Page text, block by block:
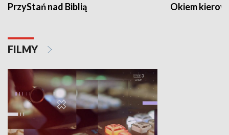
PrzyStań nad Biblią Okiem
FILMY